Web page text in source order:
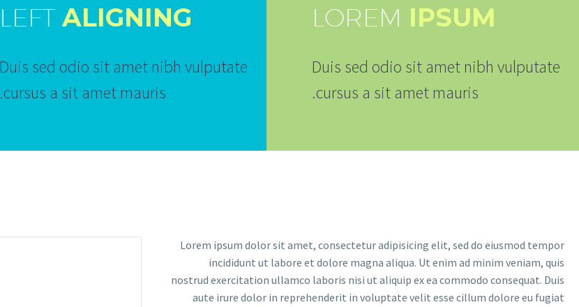
LOREM IPSUM
Duis sed odio sit amet nibh vulputate
cursus a sit amet mauris.
LEFTALIGNING
Duis sed odio sit amet nibh vulputate
cursus a sit amet mauris.
Lorem ipsum dolor sit amet, consectetur adipisicing elit, sed do eiusmod tempor
incididunt ut labore et dolore magna aliqua. Ut enim ad minim veniam, quis
nostrud exercitation ullamco laboris nisi ut aliquip ex ea commodo consequat. Duis
aute irure dolor in reprehenderit in voluptate velit esse cillum dolore eu fugiat